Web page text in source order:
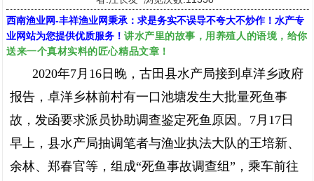
西南渔业网-丰祥渔业网秉承：求是务实不误导不夸大不炒作！水产专
业网站为您提供优质服务！ 讲水产里的故事，用养殖人的语境，给你
送来一个真材实料的匠心精品文章！
2020年7月16日晚，古田县水产局接到卓洋乡政府
报告，卓洋乡林前村有一口池塘发生大批量死鱼事
故，发函要求派员协助调查鉴定死鱼原因。7月17日
早上，县水产局抽调笔者与渔业执法大队的王培新、
余林、郑春官等，组成“死鱼事故调查组”，乘车前往